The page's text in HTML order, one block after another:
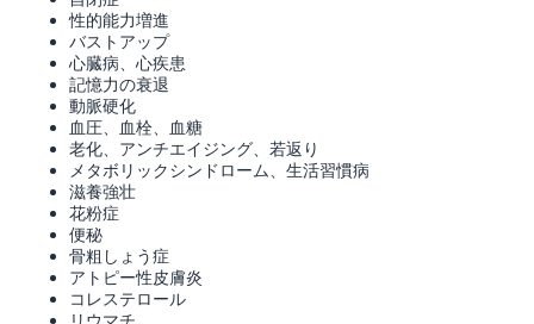
性的能力増進
バストアップ
心臓病、心疾患
記憶力の衰退
動脈硬化
血圧、血栓、血糖
老化、アンチエイジング、若返り
メタボリックシンドローム、生活習慣病
滋養強壮
花粉症
便秘
骨粗しょう症
アトピー性皮膚炎
コレステロール
リウマチ